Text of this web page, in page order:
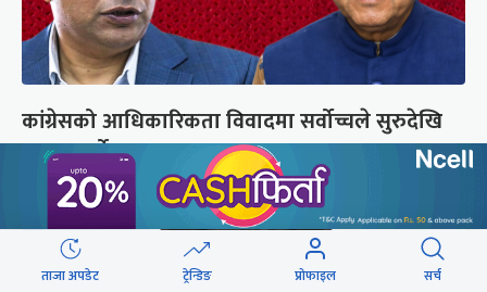
कांग्रेसको आधिकारिकता विवादमा सर्वोच्चले सुरुदेखि
सुनुवाइ गर्ने
ताजा अपडेट ट्रेन्डिङ प्रोफाइल सर्च